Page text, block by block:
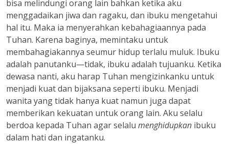
bisa melindungi orang lain bahkan ketika aku
menggadaikan jiwa dan ragaku, dan ibuku mengetahui
hal itu. Maka ia menyerahkan kebahagiaannya pada
Tuhan. Karena baginya, memintaku untuk
membahagiakannya seumur hidup terlalu muluk. Ibuku
adalah panutanku—tidak, ibuku adalah tujuanku. Ketika
dewasa nanti, aku harap Tuhan mengizinkanku untuk
menjadi kuat dan bijaksana seperti ibuku. Menjadi
wanita yang tidak hanya kuat namun juga dapat
memberikan kekuatan untuk orang lain. Aku selalu
berdoa kepada Tuhan agar selalu menghidupkan ibuku
dalam hati dan ingatanku.